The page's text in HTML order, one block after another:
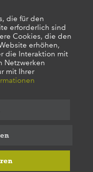
die für den
erforderlich sind
Cookies, die den
erhöhen,
die Interaktion mit
Netzwerken
mit Ihrer